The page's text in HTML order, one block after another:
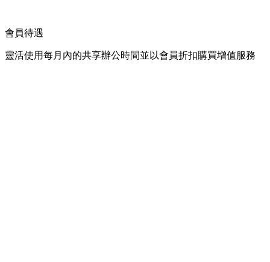
會員待遇
靈活使用每月內的共享辦公時間並以會員折扣購買增值服務